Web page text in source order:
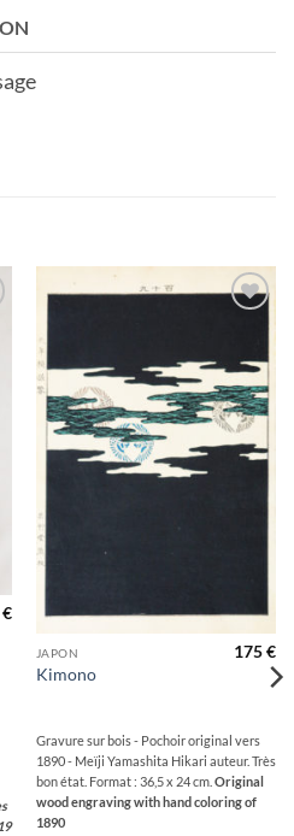
€
wishlist
JAPON
Kimono
175€
Gravure sur bois - Pochoir original vers
1890 - Meïji Yamashita Hikari auteur. Très
bon état. Format : 36,5 x 24 cm. Original
wood engraving with hand coloring of
1890